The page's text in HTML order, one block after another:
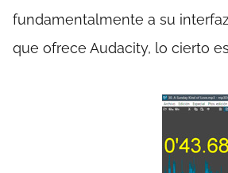
fundamentalmente a su
que ofrece Audacity, lo cierto